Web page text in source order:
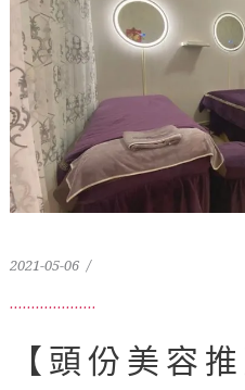
2021-05-06
【頭份美容